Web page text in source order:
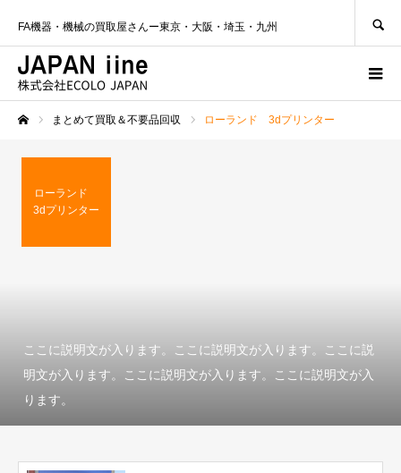
FA機器・機械の買取屋さんー東京・大阪・埼玉・九州
まとめて買取＆不要品回収 ローランド 3dプリンター
ローランド
3dプリンター
ここに説明文が入ります。ここに説明文が入ります。ここに説
明文が入ります。ここに説明文が入ります。ここに説明文が入
ります。